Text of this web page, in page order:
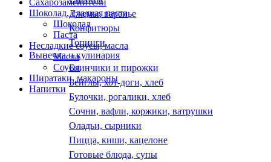
Сахарозаменители
Шоколад, сладкая паста
Шоколад
Паста
Несладкие соусы, масла
Масла
Соусы
Ширатаки, макароны
Напитки
Джемы, варенье
Конфитюры
Топинги
Выпечка и кулинария
Блинчики и пирожки
Бейглы, хот-доги, хлеб
Булочки, рогалики, хлеб
Сочни, вафли, коржики, ватрушки
Оладьи, сырники
Пицца, киши, кацелоне
Готовые блюда, супы